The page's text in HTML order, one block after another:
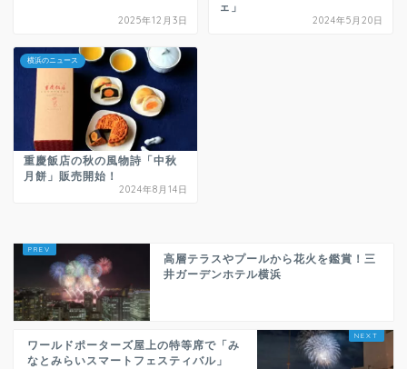
2025年12月3日
ェ」
2024年5月20日
横浜のニュース
重慶飯店の秋の風物詩「中秋
月餅」販売開始！
2024年8月14日
高層テラスやプールから花火を鑑賞！三
井ガーデンホテル横浜
ワールドポーターズ屋上の特等席で「み
なとみらいスマートフェスティバル」